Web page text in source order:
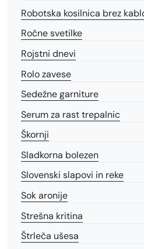
Robotska kosilnica brez
Ročne svetilke
Rojstni dnevi
Rolo zavese
Sedežne garniture
Serum za rast trepalnic
Škornji
Sladkorna bolezen
Slovenski slapovi in reke
Sok aronije
Strešna kritina
Štrleča ušesa